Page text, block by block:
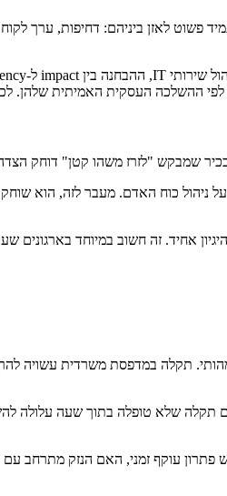
לאזן ביניהם: דחיפות, ערך לקוח
ההשלכה העסקית האמיתית שלהן.
שמבקש "לזרז משהו קטן" דוחק
ניהול כוח האדם. מעבר לזה, הוא
אחיד. זה חשוב במיוחד בארגונים
תקלה במדפסת משרדית
תקלה שלא טופלה בתוך שעה עלולה
עוקף זמני, האם הנזק מתרחב